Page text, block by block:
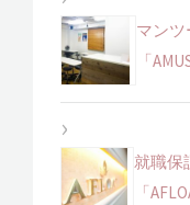
マンツ
「
就職保
「